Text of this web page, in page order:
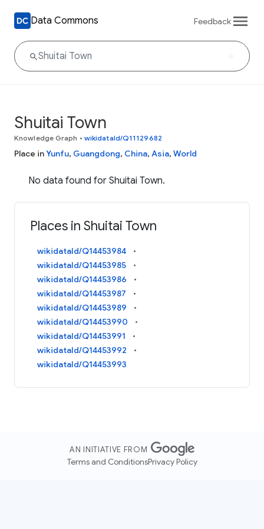
Data Commons Feedback
Shuitai Town
Knowledge Graph • wikidataId/Q11129682
Place inYunfu, Guangdong, China, Asia, World
No data found for Shuitai Town.
Places in Shuitai Town
wikidataId/Q14453984
wikidataId/Q14453985
wikidataId/Q14453986
wikidataId/Q14453987
wikidataId/Q14453989
wikidataId/Q14453990
wikidataId/Q14453991
wikidataId/Q14453992
wikidataId/Q14453993
AN INITIATIVE FROM
Terms and ConditionsPrivacy Policy